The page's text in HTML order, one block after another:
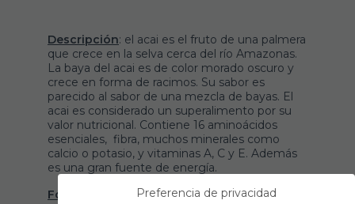
Descripción: el acai es el fruto de una palmera
que crece en la selva cerca del río Amazonas.
La baya del acai es de color morado oscuro y
crece en forma de racimos. Su sabor es
parecido al sabor de una mezcla de bayas. El
acai es considerado un superalimento por su
valor nutricional. Contiene 16 aminoácidos
esenciales, fibra, muchos minerales como
calcio o potasio, y vitaminas A, C y E. Además
es una gran fuente de energía.
Formato
: viene presentado en bolsa de 50 g.
Preferencia de privacidad